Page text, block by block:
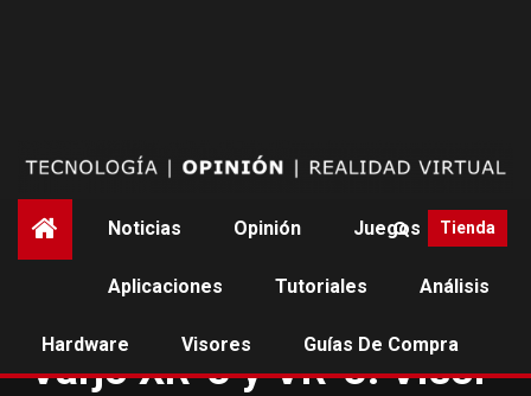
Noticias Opinión Juegos
Aplicaciones Tutoriales Análisis
Hardware Visores Guías De Compra
Tienda
Varjo XR-3 y VR-3: Visor